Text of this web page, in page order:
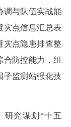
调与队伍实战能
灾点信息汇总表
灾点隐患排查整
防控能力，组
子监测站强化技
究谋划“十五